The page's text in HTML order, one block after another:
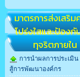
มาตรการส่งเสริม
โปร่งใสและป้องกั
ทุจริตภายใน
การนำผลการประเมิน
สู้การพัฒนาองค์กร